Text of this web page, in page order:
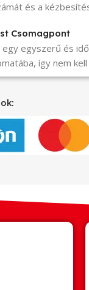
és a
Csomagpont
egy egyszerű és
így nem